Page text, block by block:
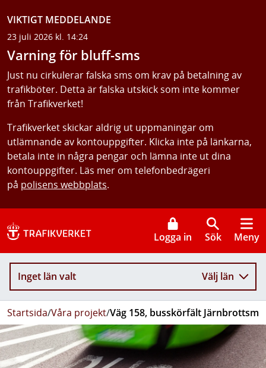
VIKTIGT MEDDELANDE
23 juli 2026 kl. 14:24
Varning för bluff-sms
Just nu cirkulerar falska sms om krav på betalning av
trafikböter. Detta är falska utskick som inte kommer
från Trafikverket!
Trafikverket skickar aldrig ut uppmaningar om
utlämnande av kontouppgifter. Klicka inte på länkarna,
betala inte in några pengar och lämna inte ut dina
kontouppgifter. Läs mer om telefonbedrägeri
på polisens webbplats.
Logga in Sök Meny
Inget län valt Välj län
Startsida/Våra projekt/Väg 158, busskörfält